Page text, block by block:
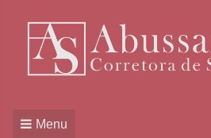
Menu